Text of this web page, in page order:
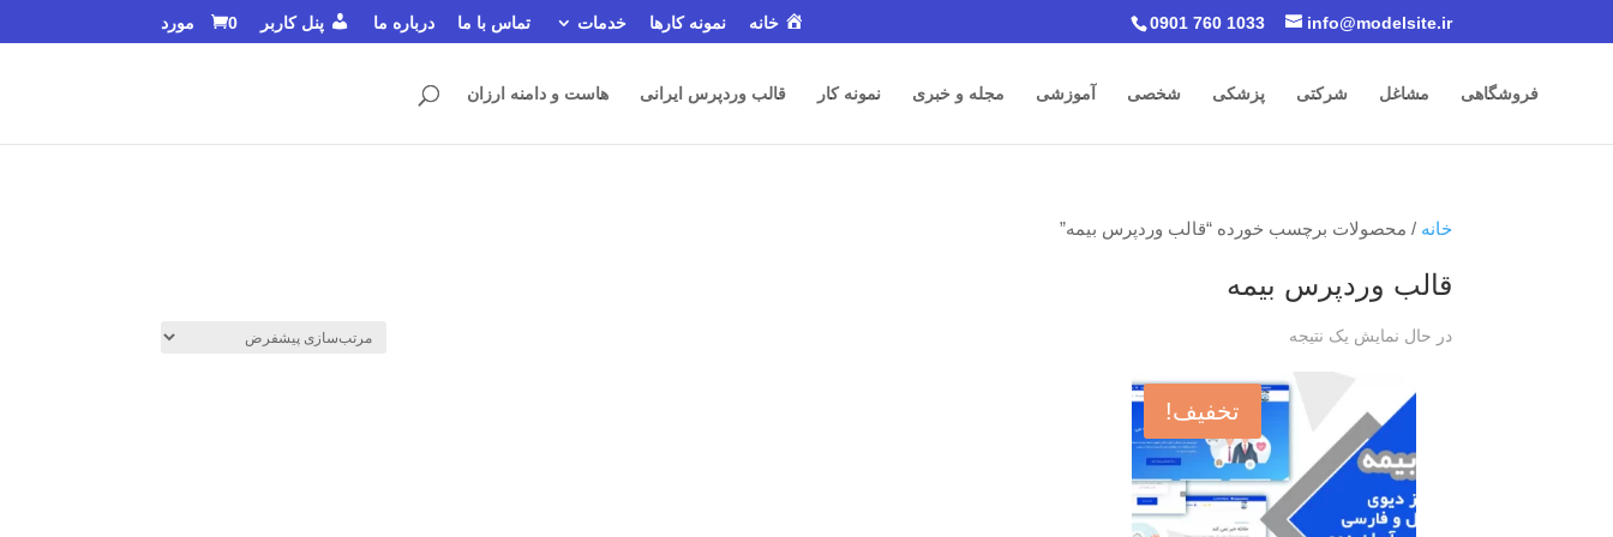
0901 760 1033 info@modelsite.ir خانه نمونه کارها خدمات تماس با ما درباره ما پنل کاربر 0 مورد
فروشگاهی مشاغل شرکتی پزشکی شخصی آموزشی مجله و خبری نمونه کار قالب وردپرس ایرانی هاست و دامنه ارزان
خانه / محصولات برچسب خورده “قالب وردپرس بیمه”
قالب وردپرس بیمه
در حال نمایش یک نتیجه
تخفیف!